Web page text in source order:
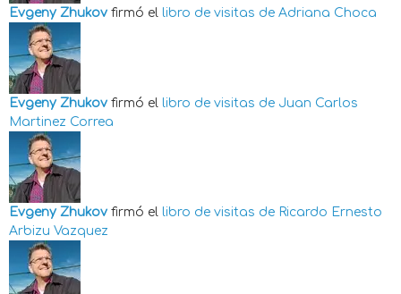
Evgeny Zhukov firmó el libro de visitas de Adriana Choca
Evgeny Zhukov firmó el libro de visitas de Juan Carlos
Martinez Correa
Evgeny Zhukov firmó el libro de visitas de Ricardo Ernesto
Arbizu Vazquez